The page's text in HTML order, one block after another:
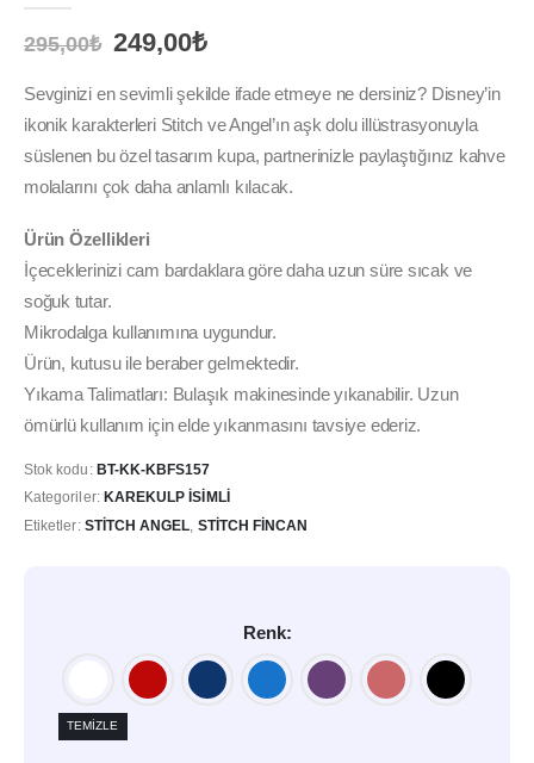
295,00₺ Orijinal
295,00₺.
249,00₺Şu
fiyat:
249,00₺.
Sevginizi en sevimli şekilde ifade etmeye ne dersiniz? Disney’in
ikonik karakterleri Stitch ve Angel’ın aşk dolu illüstrasyonuyla
süslenen bu özel tasarım kupa, partnerinizle paylaştığınız kahve
molalarını çok daha anlamlı kılacak.
Ürün Özellikleri
İçeceklerinizi cam bardaklara göre daha uzun süre sıcak ve
soğuk tutar.
Mikrodalga kullanımına uygundur.
Ürün, kutusu ile beraber gelmektedir.
Yıkama Talimatları: Bulaşık makinesinde yıkanabilir. Uzun
ömürlü kullanım için elde yıkanmasını tavsiye ederiz.
Stok kodu: BT-KK-KBFS157
Kategoriler: KAREKULP İSIMLI
Etiketler: STITCH ANGEL, STITCH FINCAN
Renk
TEMIZLE